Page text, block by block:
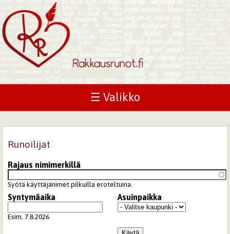
☰ Valikko
Runoilijat
Rajaus nimimerkillä
Syötä käyttäjänimet pilkuilla eroteltuina.
Syntymäaika
Esim. 7.8.2026
Asuinpaikka